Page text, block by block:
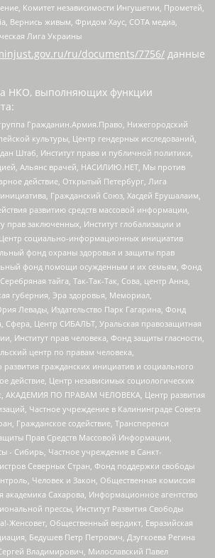
Комитет независимости Ингушетии, Прометей,
Вернись живым, Фридом Хаус, СОТА медиа,
Лига Украины
ru/documents/7756/ данные
НКО, выполняющих функции
Гражданин.Армия.Право, Нижегородский
культуры, Центр гендерных исследований,
Штаб, Институт права и публичной политики,
Альянс врачей, НАСИЛИЮ.НЕТ, Мы против
действие, Открытый Петербург, Лига
Гражданский Союз, Хасдей Ерушалаим,
развитию средств массовой информации,
прав заключенных, Институт глобализации и
социально-информационных инициатив
фонд охраны здоровья и защиты прав
фонд помощи осужденным и их семьям, Фонд
тайга, Так-Так-Так, Сова, центр Анна,
губерния, Эра здоровья, Мемориал,
Левады, Издательство Парк Гагарина, Фонд
Сфера, Центр СИБАЛЬТ, Уральская правозащитная
Институт прав человека, Фонд защиты гласности,
центр по правам человека,
гражданских инициатив и социального
действие, Центр независимых социологических
АКАДЕМИЯ ПО ПРАВАМ ЧЕЛОВЕКА, Центр развития
Частное учреждение в Калининграде Совета
Гражданское содействие, Трансперенси
Прав Средств Массовой Информации,
- Сибирь, Частное учреждение в Санкт-
Северных Стран, Фонд поддержки свободы
Человек и Закон, Общественная комиссия
академика Сахарова, Информационное агентство
прессы, Институт Развития Свободы
Женсовет, Общественный вердикт, Евразийская
Бедушев Петр Петрович, Дзугкоева Регина
Владимирович, Милославский Павел